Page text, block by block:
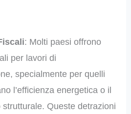
: Molti paesi offrono
per lavori di
specialmente per quelli
l’efficienza energetica o il
strutturale. Queste detrazioni